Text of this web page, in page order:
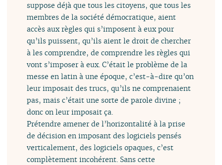
suppose déjà que tous les citoyens, que tous les
membres de la société démocratique, aient
accès aux règles qui s’imposent à eux pour
qu’ils puissent, qu’ils aient le droit de chercher
à les comprendre, de comprendre les règles qui
vont s’imposer à eux. C’était le problème de la
messe en latin à une époque, c’est-à-dire qu’on
leur imposait des trucs, qu’ils ne comprenaient
pas, mais c’était une sorte de parole divine ;
donc on leur imposait ça.
Prétendre amener de l’horizontalité à la prise
de décision en imposant des logiciels pensés
verticalement, des logiciels opaques, c’est
complètement incohérent. Sans cette